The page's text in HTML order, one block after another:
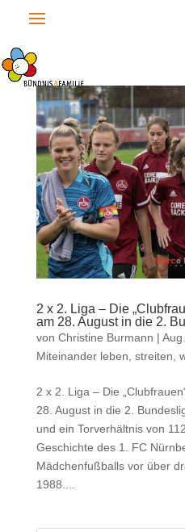
2 x 2. Liga – Die
am 28. August in die 2.
von Christine Burmann |
Miteinander leben, streiten,
2 x 2. Liga – Die
28. August in die 2.
und ein Torverhältnis von
Geschichte des 1. FC
Mädchenfußballs vor über
1988....